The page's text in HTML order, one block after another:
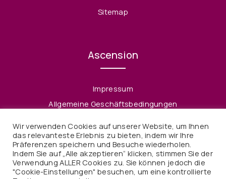
Sitemap
Ascension
Impressum
Allgemeine Geschäftsbedingungen
Widerruf
Wir verwenden Cookies auf unserer Website, um Ihnen
das relevanteste Erlebnis zu bieten, indem wir Ihre
Präferenzen speichern und Besuche wiederholen.
Indem Sie auf „Alle akzeptieren“ klicken, stimmen Sie der
Verwendung ALLER Cookies zu. Sie können jedoch die
"Cookie-Einstellungen" besuchen, um eine kontrollierte